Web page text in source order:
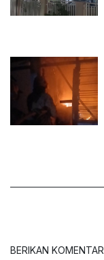
BERIKAN KOMENTAR